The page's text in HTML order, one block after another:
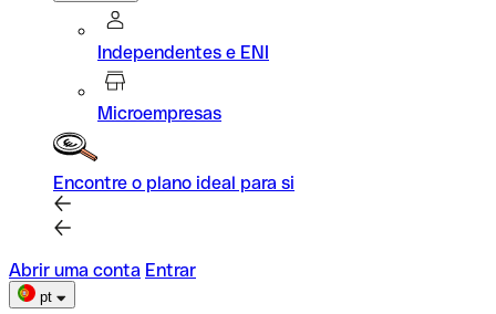
Independentes e ENI
Microempresas
Encontre o plano ideal para si
Abrir uma conta Entrar
pt